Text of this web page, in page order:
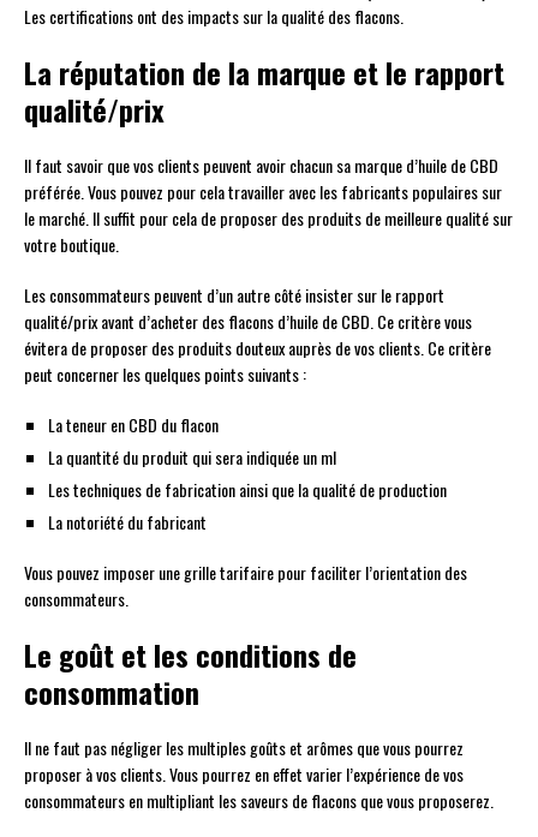
Les certifications ont des impacts sur la qualité des flacons.
La réputation de la marque et le rapport
qualité/prix
Il faut savoir que vos clients peuvent avoir chacun sa marque d’huile de CBD
préférée. Vous pouvez pour cela travailler avec les fabricants populaires sur
le marché. Il suffit pour cela de proposer des produits de meilleure qualité sur
votre boutique.
Les consommateurs peuvent d’un autre côté insister sur le rapport
qualité/prix avant d’acheter des flacons d’huile de CBD. Ce critère vous
évitera de proposer des produits douteux auprès de vos clients. Ce critère
peut concerner les quelques points suivants :
La teneur en CBD du flacon
La quantité du produit qui sera indiquée un ml
Les techniques de fabrication ainsi que la qualité de production
La notoriété du fabricant
Vous pouvez imposer une grille tarifaire pour faciliter l’orientation des
consommateurs.
Le goût et les conditions de
consommation
Il ne faut pas négliger les multiples goûts et arômes que vous pourrez
proposer à vos clients. Vous pourrez en effet varier l’expérience de vos
consommateurs en multipliant les saveurs de flacons que vous proposerez.